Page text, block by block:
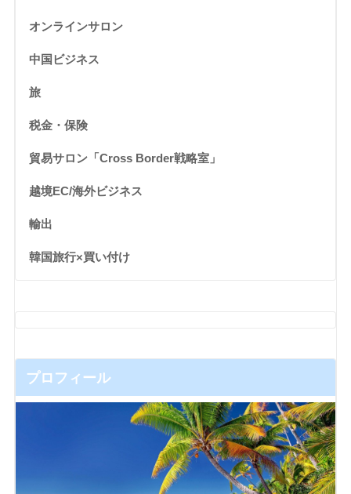
オンラインサロン
中国ビジネス
旅
税金・保険
貿易サロン「Cross Border戦略室」
越境EC/海外ビジネス
輸出
韓国旅行×買い付け
プロフィール